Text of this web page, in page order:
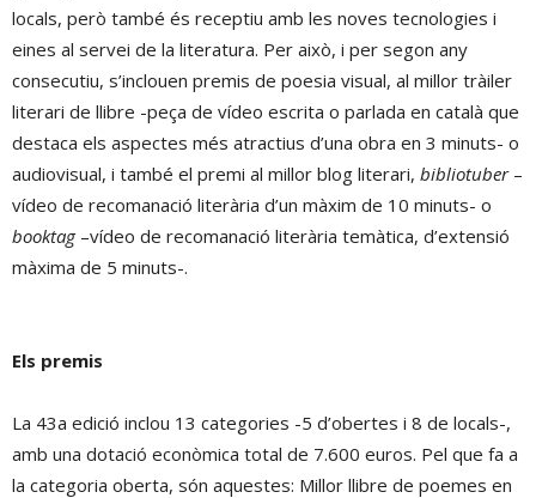
locals, però també és receptiu amb les noves tecnologies i
eines al servei de la literatura. Per això, i per segon any
consecutiu, s’inclouen premis de poesia visual, al millor tràiler
literari de llibre -peça de vídeo escrita o parlada en català que
destaca els aspectes més atractius d’una obra en 3 minuts- o
audiovisual, i també el premi al millor blog literari, bibliotuber–
vídeo de recomanació literària d’un màxim de 10 minuts- o
booktag–vídeo de recomanació literària temàtica, d’extensió
màxima de 5 minuts-.
Els premis
La 43a edició inclou 13 categories -5 d’obertes i 8 de locals-,
amb una dotació econòmica total de 7.600 euros. Pel que fa a
la categoria oberta, són aquestes: Millor llibre de poemes en